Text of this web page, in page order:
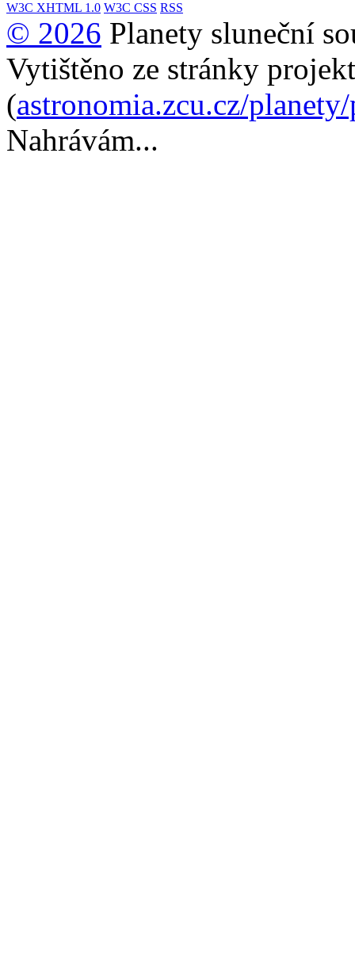
W3C XHTML 1.0 W3C CSS RSS
© 2026 Planety sluneční
Vytištěno ze stránky
(astronomia.zcu.cz/
Nahrávám...